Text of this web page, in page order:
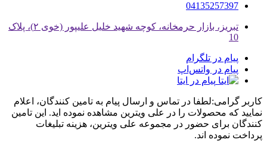
04135257397
تبریز، بازار حرمخانه، کوچه شهید خلیل علیپور (خوی ۲)، پلاک
10
پیام در تلگرام
پیام در واتس‌اپ
پیام در ایتا
کاربر گرامی:لطفا در تماس و ارسال پیام به تامین کنندگان، اعلام
نمایید که محصولات را در علی ویترین مشاهده نموده اید. این تامین
کنندگان برای حضور در مجموعه علی ویترین، هزینه تبلیغات
پرداخت نموده اند.